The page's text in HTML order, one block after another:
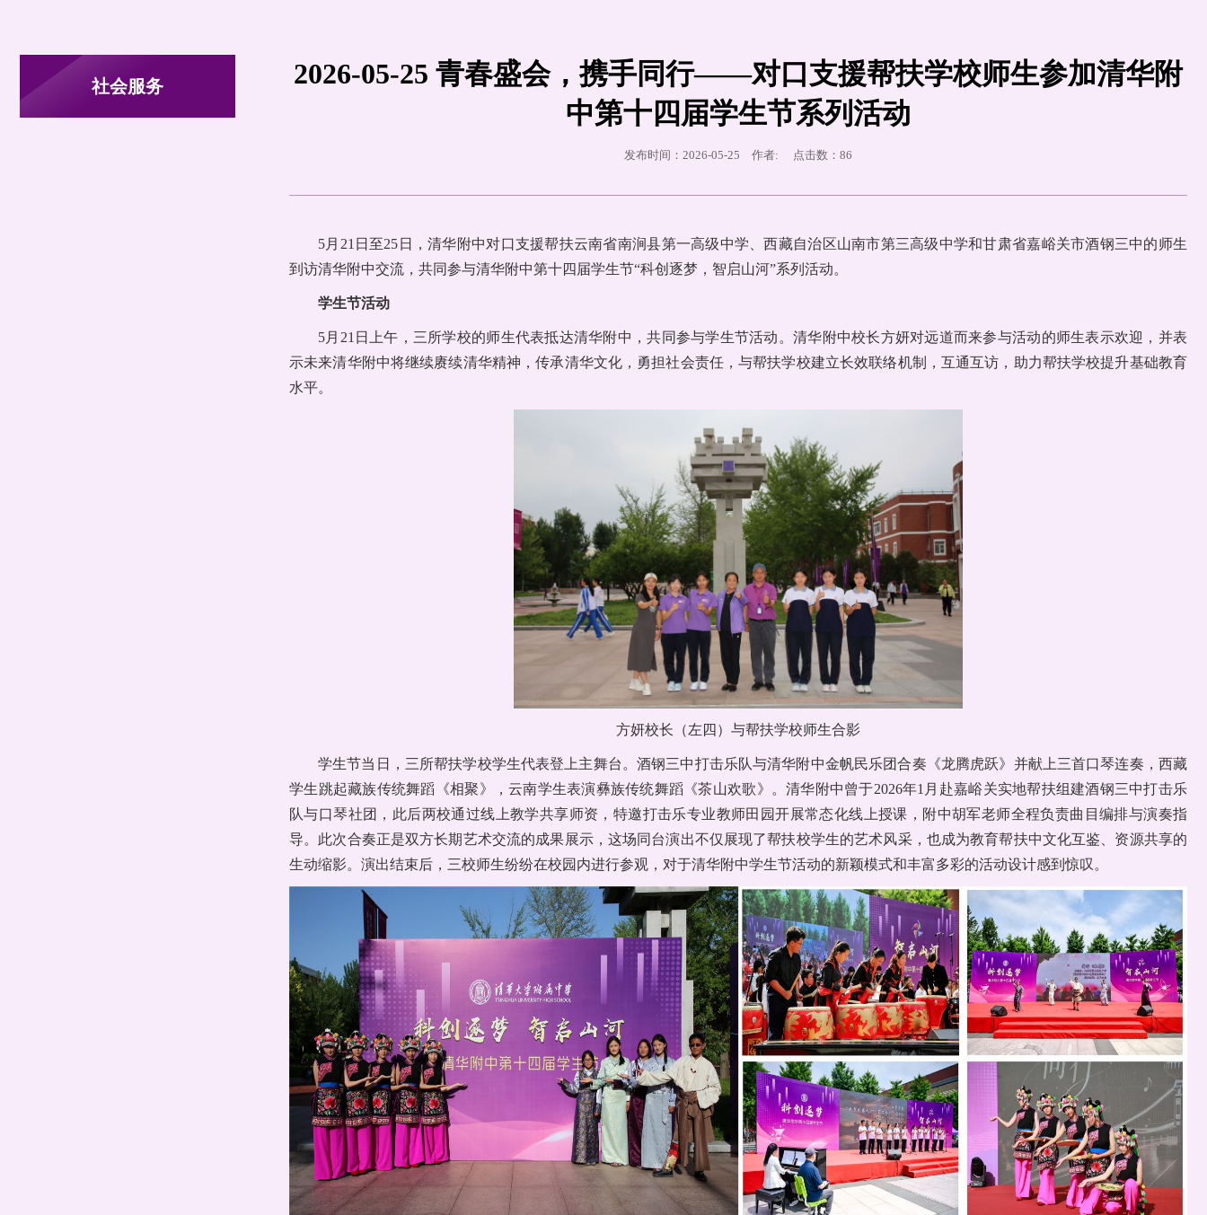
社会服务
2026-05-25 青春盛会，携手同行——对口支援帮扶学校师生参加清华附
中第十四届学生节系列活动
发布时间：2026-05-25 作者: 点击数：86
5月21日至25日，清华附中对口支援帮扶云南省南涧县第一高级中学、西藏自治区山南市第三高级中学和甘肃省嘉峪关市酒钢三中的师生
到访清华附中交流，共同参与清华附中第十四届学生节“科创逐梦，智启山河”系列活动。
学生节活动
5月21日上午，三所学校的师生代表抵达清华附中，共同参与学生节活动。清华附中校长方妍对远道而来参与活动的师生表示欢迎，并表
示未来清华附中将继续赓续清华精神，传承清华文化，勇担社会责任，与帮扶学校建立长效联络机制，互通互访，助力帮扶学校提升基础教育
水平。
方妍校长（左四）与帮扶学校师生合影
学生节当日，三所帮扶学校学生代表登上主舞台。酒钢三中打击乐队与清华附中金帆民乐团合奏《龙腾虎跃》并献上三首口琴连奏，西藏
学生跳起藏族传统舞蹈《相聚》，云南学生表演彝族传统舞蹈《茶山欢歌》。清华附中曾于2026年1月赴嘉峪关实地帮扶组建酒钢三中打击乐
队与口琴社团，此后两校通过线上教学共享师资，特邀打击乐专业教师田园开展常态化线上授课，附中胡军老师全程负责曲目编排与演奏指
导。此次合奏正是双方长期艺术交流的成果展示，这场同台演出不仅展现了帮扶校学生的艺术风采，也成为教育帮扶中文化互鉴、资源共享的
生动缩影。演出结束后，三校师生纷纷在校园内进行参观，对于清华附中学生节活动的新颖模式和丰富多彩的活动设计感到惊叹。